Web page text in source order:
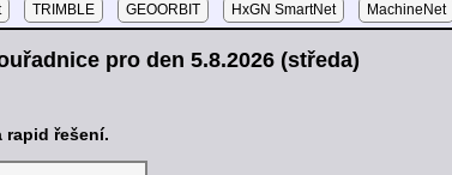
TRIMBLE GEOORBIT HxGN SmartNet MachineNet
pro den 5.8.2026 (středa)
řešení.